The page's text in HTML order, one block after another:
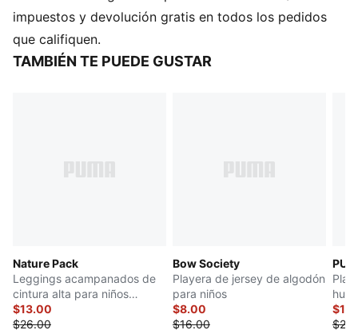
impuestos y devolución gratis en todos los pedidos
que califiquen.
TAMBIÉN TE PUEDE GUSTAR
Nature Pack
Leggings acampanados de
cintura alta para niños
pequeños
$13.00
$26.00
Bow Society
Playera de jersey de algodón
para niños
$8.00
$16.00